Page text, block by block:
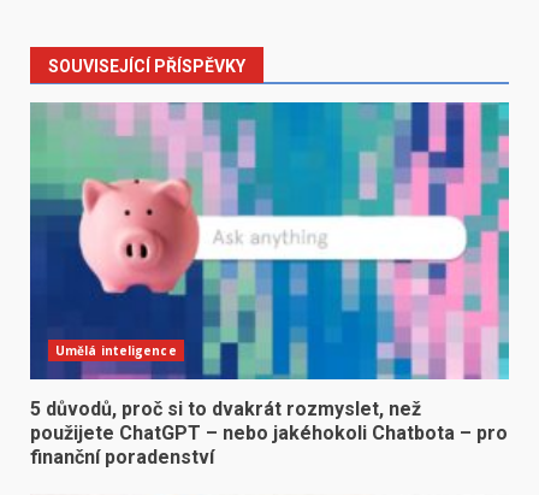
SOUVISEJÍCÍ PŘÍSPĚVKY
Umělá inteligence
5 důvodů, proč si to dvakrát rozmyslet, než
použijete ChatGPT – nebo jakéhokoli Chatbota – pro
finanční poradenství